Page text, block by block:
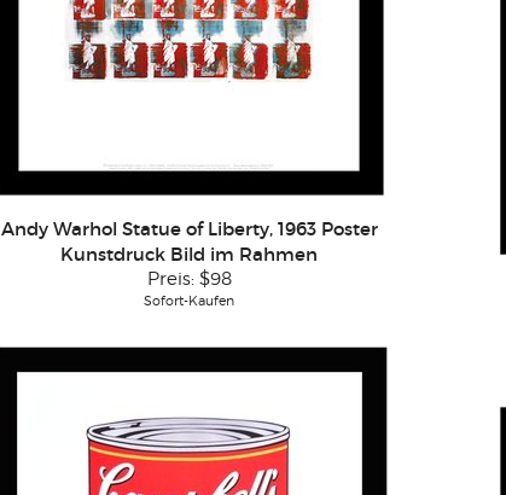
Andy Warhol Statue of Liberty, 1963 Poster
Kunstdruck Bild im Rahmen
Preis: $98
Sofort-Kaufen